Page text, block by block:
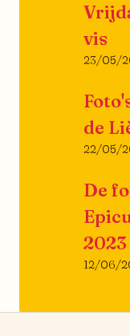
vis
23/05/
de
22/05/
De
2023
12/06/